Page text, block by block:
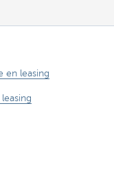
en leasing